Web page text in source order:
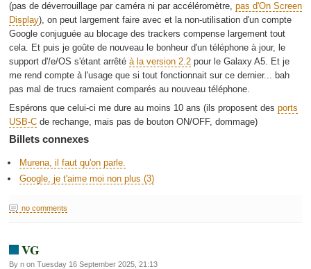
(pas de déverrouillage par caméra ni par accéléromètre, pas d'On Screen
Display), on peut largement faire avec et la non-utilisation d'un compte
Google conjuguée au blocage des trackers compense largement tout
cela. Et puis je goûte de nouveau le bonheur d'un téléphone à jour, le
support d'/e/OS s'étant arrêté à la version 2.2pour le Galaxy A5. Et je
me rend compte à l'usage que si tout fonctionnait sur ce dernier... bah
pas mal de trucs ramaient comparés au nouveau téléphone.
Espérons que celui-ci me dure au moins 10 ans (ils proposent des ports
USB-Cde rechange, mais pas de bouton ON/OFF, dommage)
Billets connexes
Murena, il faut qu'on parle.
Google, je t'aime moi non plus (3)
no comments
VG
By n on Tuesday 16 September 2025, 21:13